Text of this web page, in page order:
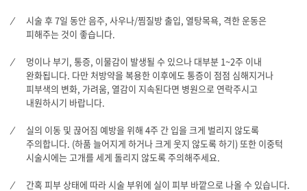
시술 후 7일 동안 음주, 사우나/찜질방 출입, 열탕목욕, 격한 운동은
피해주는 것이 좋습니다.
멍이나 부기, 통증, 이물감이 발생될 수 있으나 대부분 1~2주 이내
완화됩니다. 다만 처방약을 복용한 이후에도 통증이 점점 심해지거나
피부색의 변화, 가려움, 열감이 지속된다면 병원으로 연락주시고
내원하시기 바랍니다.
실의 이동 및 끊어짐 예방을 위해 4주 간 입을 크게 벌리지 않도록
주의합니다. (하품 늘어지게 하거나 크게 웃지 않도록 하기) 또한 이중턱
시술시에는 고개를 세게 돌리지 않도록 주의해주세요.
간혹 피부 상태에 따라 시술 부위에 실이 피부 바깥으로 나올 수 있습니다.